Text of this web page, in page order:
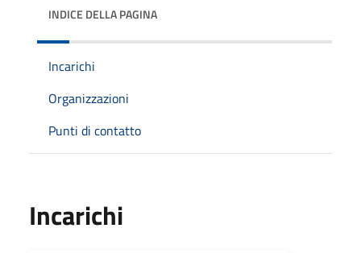
INDICE DELLA PAGINA
Incarichi
Organizzazioni
Punti di contatto
Incarichi